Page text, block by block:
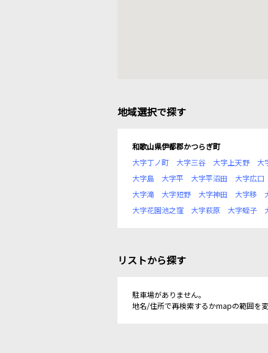
地域選択で探す
和歌山県伊都郡かつらぎ町
大字丁ノ町
大字三谷 大字上天野 大
大字島
大字平 大字平沼田 大字広口
大字滝
大字短野 大字神田 大字移
大字花園池之窪
大字萩原 大字蛭子
リストから探す
駐車場がありません。
地名/住所で再検索するかmapの範囲を変